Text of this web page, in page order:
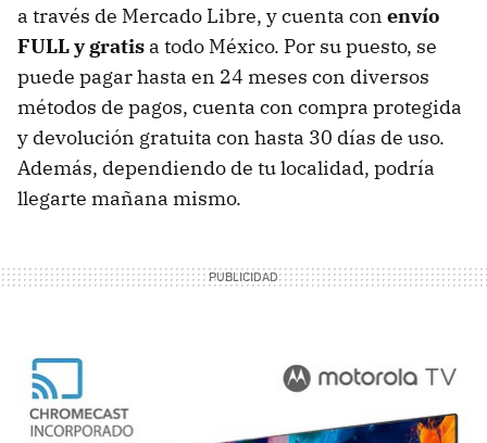
a través de Mercado Libre, y cuenta con envío
FULL y gratis a todo México. Por su puesto, se
puede pagar hasta en 24 meses con diversos
métodos de pagos, cuenta con compra protegida
y devolución gratuita con hasta 30 días de uso.
Además, dependiendo de tu localidad, podría
llegarte mañana mismo.